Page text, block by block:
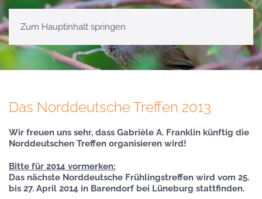
Zum Hauptinhalt springen
Das Norddeutsche Treffen 2013
Wir freuen uns sehr, dass Gabrièle A. Franklin künftig die
Norddeutschen Treffen organisieren wird!
Bitte für 2014 vormerken:
Das nächste Norddeutsche Frühlingstreffen wird vom 25.
bis 27. April 2014 in Barendorf bei Lüneburg stattfinden.